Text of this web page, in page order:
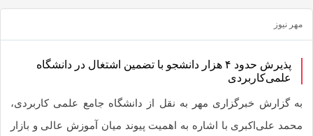
لینک
نیوز
پذیرش حدود ۴ هزار دانشجو با تضمین اشتغال در دانشگاه
علمی‌کاربردی
گزارش خبرگزاری مهر به نقل از دانشگاه جامع علمی کاربردی،
علی‌اکبری با اشاره به اهمیت پیوند میان آموزش عالی و بازار